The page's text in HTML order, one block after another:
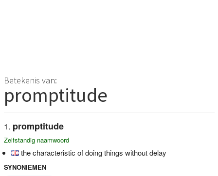
Betekenis van:
promptitude
promptitude
Zelfstandig naamwoord
the characteristic of doing things without delay
SYNONIEMEN